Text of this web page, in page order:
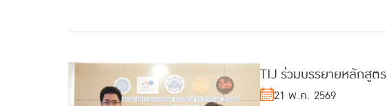
TIJ ร่วมบรรยายหลักสูต
21 พ.ค. 2569